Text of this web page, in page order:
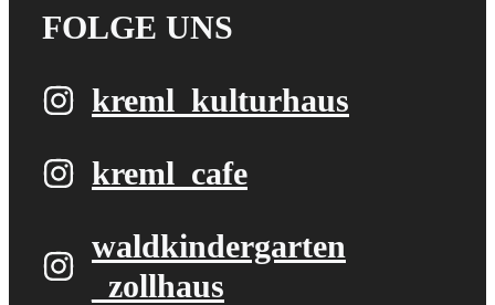
FOLGE UNS
kreml_kulturhaus
kreml_cafe
waldkindergarten​
_zollhaus